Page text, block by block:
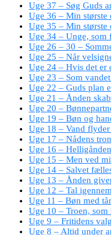
Uge 37 – Søg Guds
Uge 36 – Min
Uge 35 – Min største
Uge 34 – Unge, som
Uge 26 – 30 –
Uge 25 – Når
Uge 24 – Hvis det er
Uge 23 – Som
Uge 22 – Guds plan
Uge 21 – Ånden
Uge 20 –
Uge 19 – Bøn og
Uge 18 – Vand
Uge 17 – Nådens
Uge 16 –
Uge 15 – Men ved
Uge 14 – Salvet
Uge 13 – Ånden
Uge 12 – Tal
Uge 11 – Bøn med
Uge 10 – Troen,
Uge 9 – Fritidens
Uge 8 – Altid under